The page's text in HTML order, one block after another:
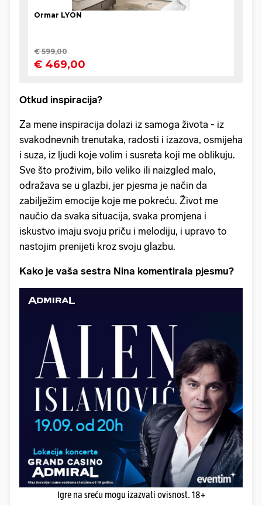
Otkud inspiracija?
Za mene inspiracija dolazi iz samoga života - iz
svakodnevnih trenutaka, radosti i izazova, osmijeha
i suza, iz ljudi koje volim i susreta koji me oblikuju.
Sve što proživim, bilo veliko ili naizgled malo,
odražava se u glazbi, jer pjesma je način da
zabilježim emocije koje me pokreću. Život me
naučio da svaka situacija, svaka promjena i
iskustvo imaju svoju priču i melodiju, i upravo to
nastojim prenijeti kroz svoju glazbu.
Kako je vaša sestra Nina komentirala pjesmu?
Igre na sreću mogu izazvati ovisnost. 18+